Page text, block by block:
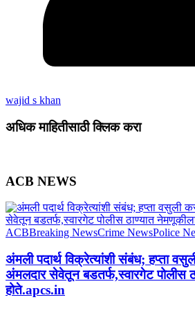
wajid s khan
अधिक माहितीसाठी क्लिक करा
ACB NEWS
ACBBreaking NewsCrime NewsPolice
अंमली पदार्थ विक्रेत्यांशी संबंध; हप्ता
अंमलदार सेवेतून बडतर्फ,स्वारगेट पोलीस
होते.apcs.in